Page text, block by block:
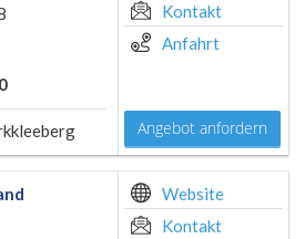
Kontakt
Anfahrt
Angebot anfordern
Website
Kontakt